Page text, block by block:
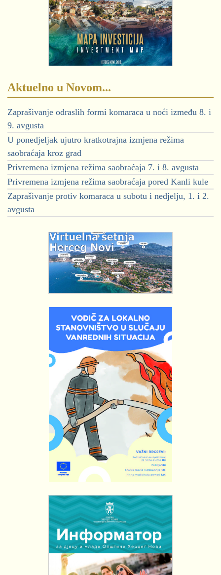
Aktuelno u Novom...
Zaprašivanje odraslih formi komaraca u noći između 8. i
9. avgusta
U ponedjeljak ujutro kratkotrajna izmjena režima
saobraćaja kroz grad
Privremena izmjena režima saobraćaja 7. i 8. avgusta
Privremena izmjena režima saobraćaja pored Kanli kule
Zaprašivanje protiv komaraca u subotu i nedjelju, 1. i 2.
avgusta